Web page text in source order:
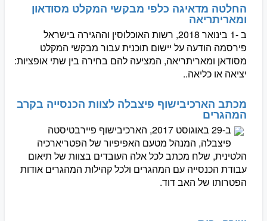
החלטה מדאיגה כלפי מבקשי המקלט מסודאון
ומאריתריאה
ב -1 בינואר 2018, רשות האוכלוסין וההגירה בישראל
פירסמה הודעה על יישום תוכנית עבור מבקשי המקלט
מסודאן ומאריתריאה, המציעה להם בחירה בין שתי אופציות:
יציאה או כליאה..
מכתב הארכיבישוף פיצבלה לצוות הכנסייה בקרב
המהגרים
ב-29 באוגוסט 2017, הארכיבישוף פיירבטיסטה
פיצבלה, המנהל מטעם האפיפיור של הפטריארכיה
הלטינית, שלח מכתב לכל אלה העובדים בצוות של תיאום
עבודת הכנסייה עם המהגרים ולכל קהילות המהגרים אודות
הפטרותו של האב דוד.